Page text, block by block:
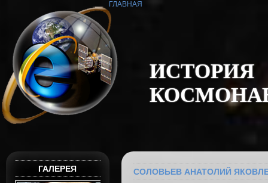
ИСТОРИЯ
КОСМОНА
ГЛАВНАЯ
ГАЛЕРЕЯ СОЛОВЬЕВ АНАТОЛИЙ